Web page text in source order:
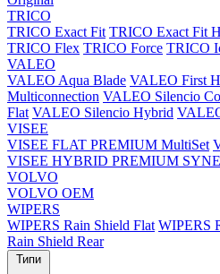
TRICO
TRICO Exact Fit TRICO Exact Fit
TRICO Flex TRICO Force TRICO
VALEO
VALEO Aqua Blade VALEO First
Multiconnection VALEO Silencio
Flat VALEO Silencio Hybrid
VISEE
VISEE FLAT PREMIUM MultiSet
VISEE HYBRID PREMIUM
VOLVO
VOLVO OEM
WIPERS
WIPERS Rain Shield Flat WIPERS
Rain Shield Rear
Типи